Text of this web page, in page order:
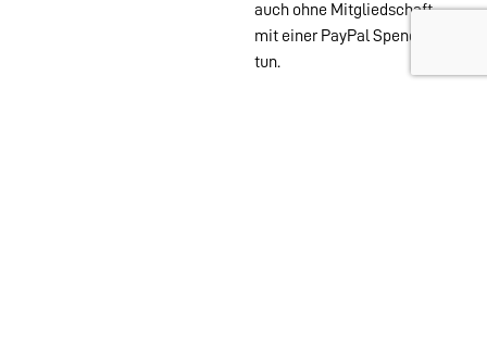
auch ohne Mitgliedschaft
mit einer PayPal Spende
tun.